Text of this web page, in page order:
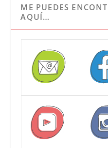
ME PUEDES
AQUÍ…